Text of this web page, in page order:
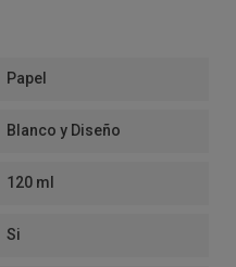
Papel
Blanco y Diseño
120 ml
Si